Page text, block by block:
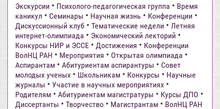
Экскурсии • Психолого-педагогическая группа • Время
каникул • Семинары • Научная жизнь • Конференции •
Дискуссионный клуб • Тематические недели • Летняя
интернет-олимпиада • Экономический лекторий •
Конкурсы НИР и ЭССЕ • Достижения • Конференции
ВолНЦ РАН • Мероприятия • Открытая олимпиада •
Аспирантам • Абитуриентам аспирантуры • Совет
молодых ученых • Школьникам • Конкурсы • Научные
журналы • Участие в научных мероприятиях •
Родителям • Абитуриентам магистратуры • Курсы ДПО •
Диссертанты • Творчество • Магистрантам • ВолНЦ РАН